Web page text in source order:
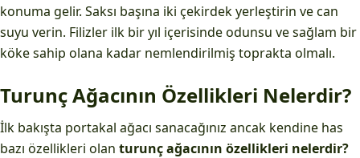
konuma gelir. Saksı başına iki çekirdek yerleştirin ve can
suyu verin. Filizler ilk bir yıl içerisinde odunsu ve sağlam bir
köke sahip olana kadar nemlendirilmiş toprakta olmalı.
Turunç Ağacının Özellikleri Nelerdir?
İlk bakışta portakal ağacı sanacağınız ancak kendine has
bazı özellikleri olan turunç ağacının özellikleri nelerdir?